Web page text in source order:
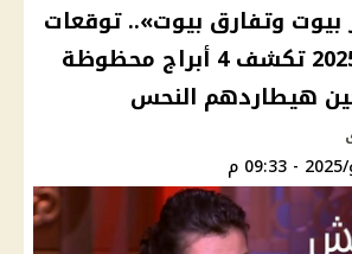
بيوت وتفارق بيوت».. توقعات
بسنت يوسف 2025 تكشف 4 أبراج محظوظة
هيطاردهم النحس